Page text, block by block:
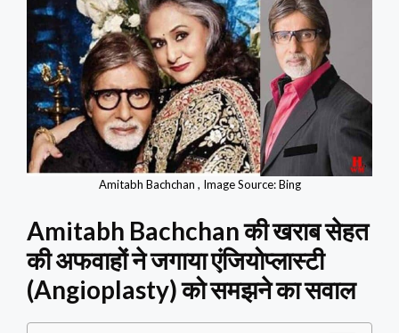
Amitabh Bachchan , Image Source: Bing
Amitabh Bachchan की खराब सेहत
की अफवाहों ने जगाया एंजियोप्लास्टी
(Angioplasty)को समझने का सवाल